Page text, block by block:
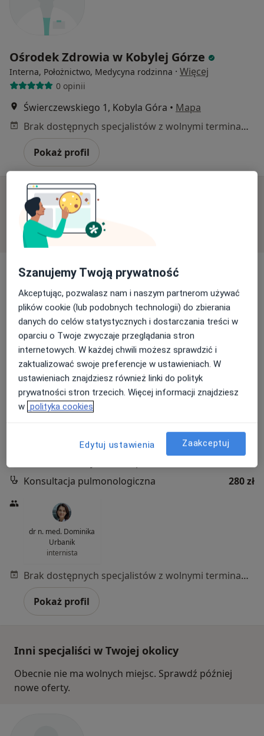
Ośrodek Zdrowia w Kobylej Górze
Interna, Położnictwo, Medycyna rodzinna · Więcej
0 opinii
Świerczewskiego 1, Kobyla Góra • Mapa
Brak dostępnych specjalistów z wolnymi terminami w tym centrum medycznym.
Pokaż profil
Dostępni specjaliści
Specjaliści znajdują się poza Kępno, wielkopolskie, w
obszarach bliskich Twojemu wyszukiwaniu.
Przychodnie Penta Hospitals Oleśnica,
Syców, Bierutów (EuroMediCare)
Interna, Ginekologia, Angiologia·Więcej
185 opinii
Konsultacja pulmonologiczna
280 zł
dr n. med. Dominika
Urbanik
internista
Brak dostępnych specjalistów z wolnymi terminami w tym centrum medycznym.
Pokaż profil
Inni specjaliści w Twojej okolicy
Obecnie nie ma wolnych miejsc. Sprawdź później
nowe oferty.
Szanujemy Twoją prywatność
Akceptując, pozwalasz nam i naszym partnerom używać
plików cookie (lub podobnych technologii) do zbierania
danych do celów statystycznych i dostarczania treści w
oparciu o Twoje zwyczaje przeglądania stron
internetowych. W każdej chwili możesz sprawdzić i
zaktualizować swoje preferencje w ustawieniach. W
ustawieniach znajdziesz również linki do polityk
prywatności stron trzecich. Więcej informacji znajdziesz
w polityka cookies
Edytuj ustawienia Zaakceptuj